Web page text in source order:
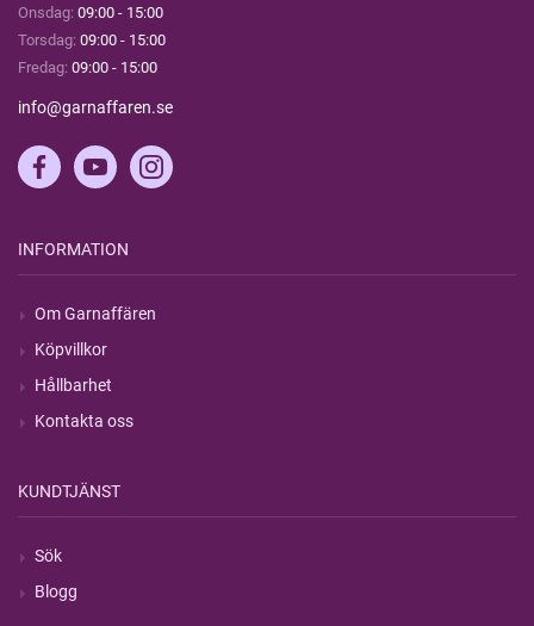
Onsdag: 09:00 - 15:00
Torsdag: 09:00 - 15:00
Fredag: 09:00 - 15:00
info@garnaffaren.se
INFORMATION
Om Garnaffären
Köpvillkor
Hållbarhet
Kontakta oss
KUNDTJÄNST
Sök
Blogg